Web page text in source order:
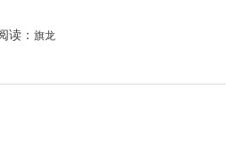
读： 旗龙